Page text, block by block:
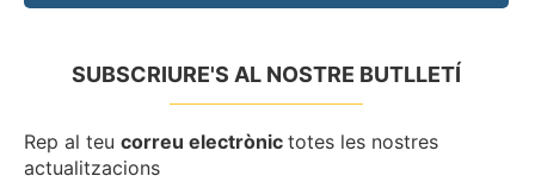
SUBSCRIURE'S AL NOSTRE BUTLLETÍ
Rep al teu correu electrònic totes les nostres
actualitzacions